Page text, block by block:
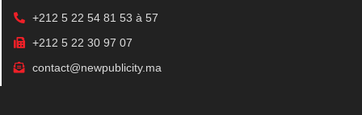
+212 5 22 54 81 53 à 57
+212 5 22 30 97 07
contact@newpublicity.ma